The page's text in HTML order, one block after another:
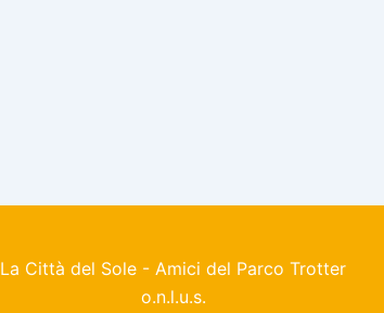
La Città del Sole - Amici del Parco Trotter
o.n.l.u.s.